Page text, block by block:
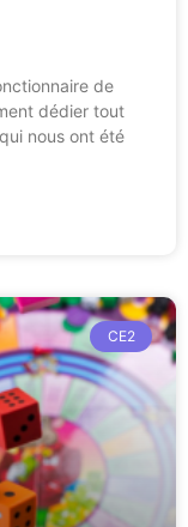
de
dédier tout
nous ont été
CE2